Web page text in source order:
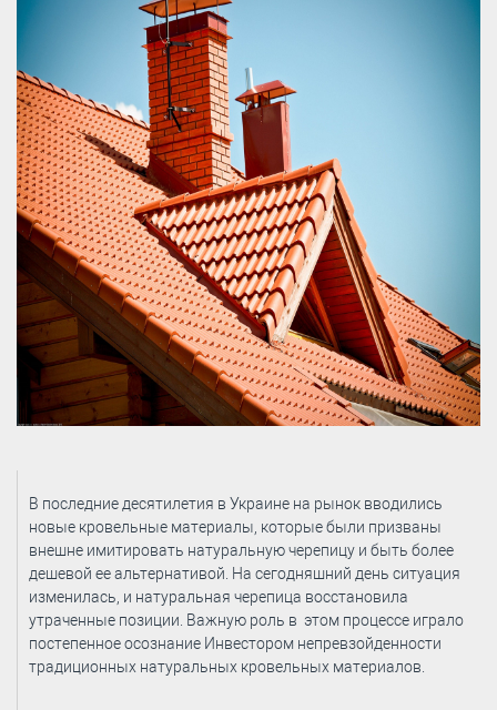
В последние десятилетия в Украине на рынок вводились
новые кровельные материалы, которые были призваны
внешне имитировать натуральную черепицу и быть более
дешевой ее альтернативой. На сегодняшний день ситуация
изменилась, и натуральная черепица восстановила
утраченные позиции. Важную роль в этом процессе играло
постепенное осознание Инвестором непревзойденности
традиционных натуральных кровельных материалов.